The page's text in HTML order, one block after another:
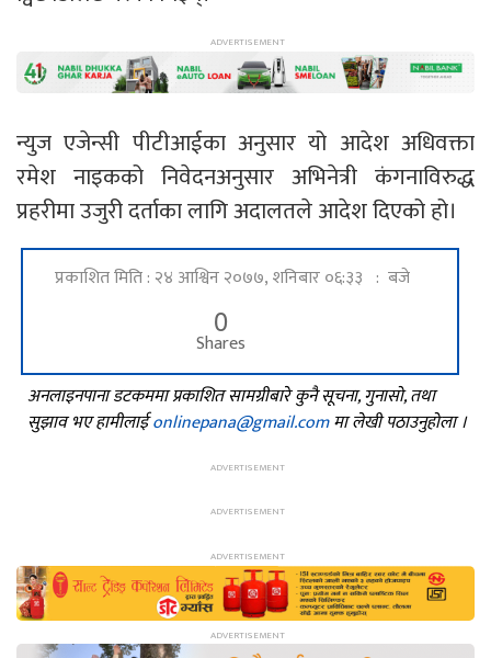
न्युज एजेन्सी पीटीआईका अनुसार यो आदेश अधिवक्ता
रमेश नाइकको निवेदनअनुसार अभिनेत्री कंगनाविरुद्ध
प्रहरीमा उजुरी दर्ताका लागि अदालतले आदेश दिएको हो।
प्रकाशित मिति : २४ आश्विन २०७७, शनिबार ०६:३३ : बजे
0
Shares
अनलाइनपाना डटकममा प्रकाशित सामग्रीबारे कुनै सूचना, गुनासो, तथा
सुझाव भए हामीलाईonlinepana@gmail.comमा लेखी पठाउनुहोला ।